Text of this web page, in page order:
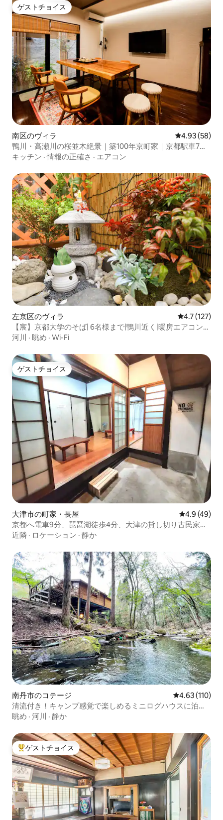
ゲストチョイス
ゲストチョイス
南区のヴィラ レビュー58
4.93 (58)
鴨川・高瀬川の桜並木絶景｜築100年京町家｜京都駅車7分
｜信楽焼風呂｜ 3LDK・2バス｜無料P
キッチン ·情報の正確さ · エアコン
左京区のヴィラ レビュー127
4.7 (127)
【宸】京都大学のそば| 6名様まで|鴨川近く|暖房エアコン
+電気暖房| 70平米3LDK| Wi-Fiあり｜まるまる貸切
河川 · 眺め · Wi-Fi
ゲストチョイス
ゲストチョイス
大津市の町家・長屋 レビュー49
4.9 (49)
京都へ電車9分、琵琶湖徒歩4分、大津の貸し切り古民家
Minpaku Yanoya
近隣 · ロケーション · 静か
南丹市のコテージ レビュー110
4.63 (110)
清流付き！キャンプ感覚で楽しめるミニログハウスに泊ま
ろう!
眺め · 河川 · 静か
大好評のゲストチョイスです。
ゲストチョイス